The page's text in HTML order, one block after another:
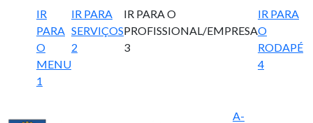
IR
PARA
O
MENU
1
IR PARA
SERVIÇOS
2
IR PARA O
PROFISSIONAL/EMPRESA
3
IR PARA
O
RODAPÉ
4
A-